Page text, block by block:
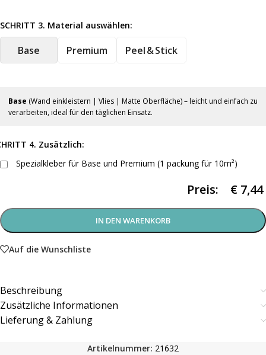
SCHRITT 3. Material auswählen:
Base Premium Peel & Stick
Base (Wand einkleistern | Vlies | Matte Oberfläche) – leicht und einfach zu
verarbeiten, ideal für den täglichen Einsatz.
4. Zusätzlich:
Spezialkleber für Base und Premium (1 packung für 10m²)
Preis: € 7,44
IN DEN WARENKORB
Auf die Wunschliste
Beschreibung
Zusätzliche Informationen
Lieferung & Zahlung
Artikelnummer: 21632